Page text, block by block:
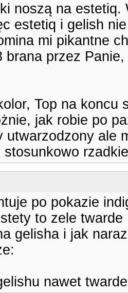
noszą na
estetiq i gelish
mi pikantne
brana przez
Top na koncu
jak robie po
utwarzodzony
stosunkowo
po pokazie
to zele twarde
gelisha i jak
nawet